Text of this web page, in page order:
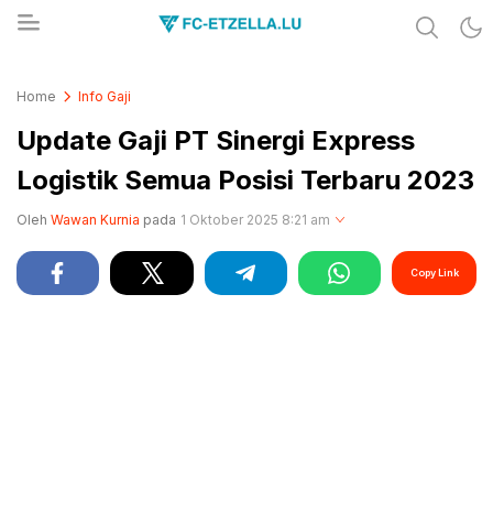
Home Info Gaji
Update Gaji PT Sinergi Express
Logistik Semua Posisi Terbaru 2023
Oleh Wawan Kurnia pada 1 Oktober 2025 8:21 am
Copy Link